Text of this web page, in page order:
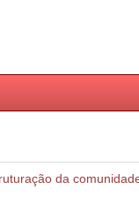
da